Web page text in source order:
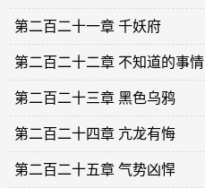
第二百二十一章 千妖府
第二百二十二章 不知道的事情
第二百二十三章 黑色乌鸦
第二百二十四章 亢龙有悔
第二百二十五章 气势凶悍